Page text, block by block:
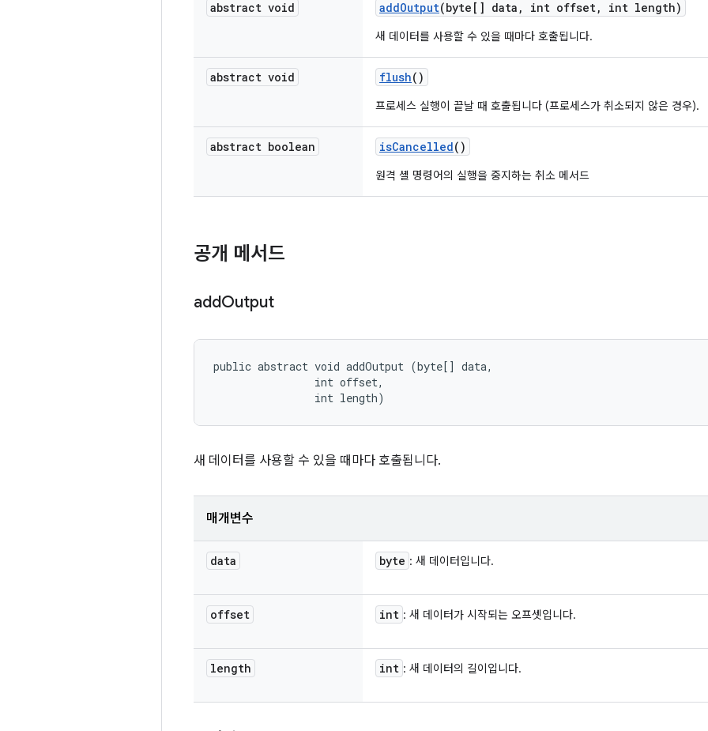
abstract void addOutput(byte[] data , int offset, int length)
새 데이터를 사용할 수 있을 때마다 호출됩니다.
abstract void flush()
프로세스 실행이 끝날 때 호출됩니다 (프로세스가 취소되지 않은 경우).
abstract boolean isCancelled()
원격 셸 명령어의 실행을 중지하는 취소 메서드
공개 메서드
addOutput
public abstract void addOutput (byte[] data,
                int offset,
                int length)
새 데이터를 사용할 수 있을 때마다 호출됩니다.
매개변수
data byte : 새 데이터입니다.
offset int : 새 데이터가 시작되는 오프셋입니다.
length int : 새 데이터의 길이입니다.